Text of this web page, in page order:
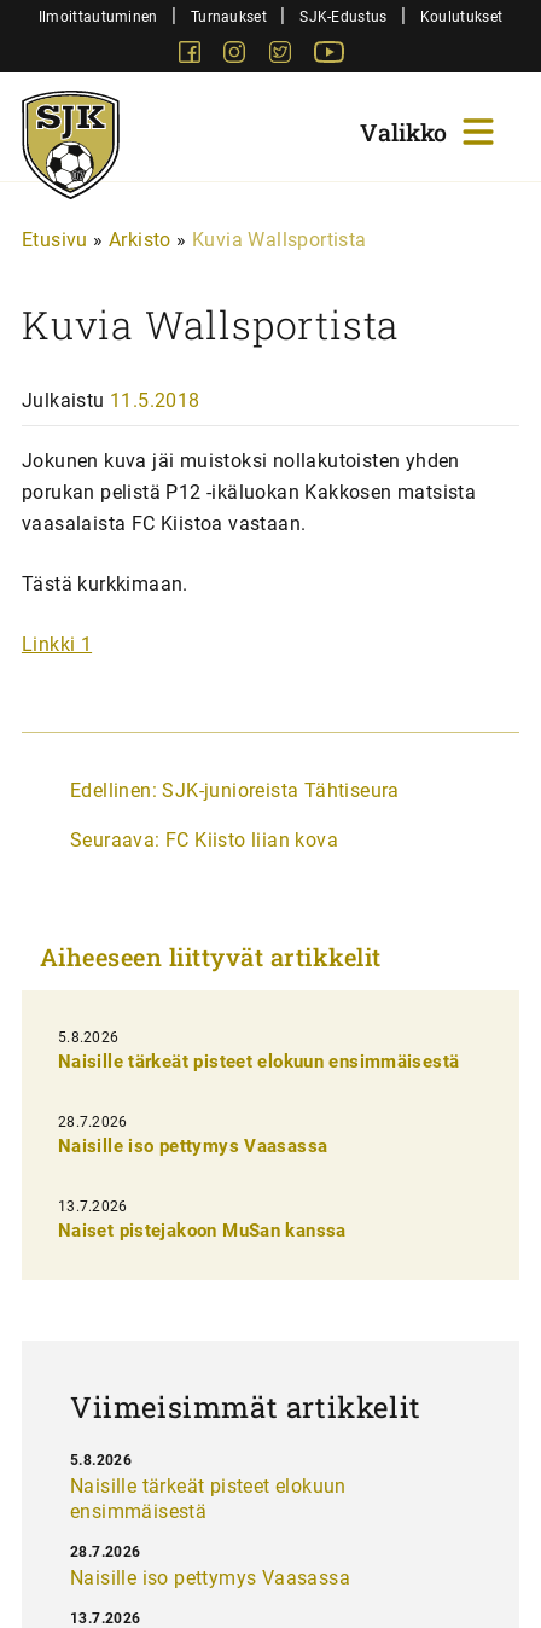
SiirryIlmoittautuminen | Turnaukset | SJK-Edustus | Koulutukset
FacebookInstagram
Twitter
Sjk-
Juniorit
Etusivu » Arkisto » Kuvia Wallsportista
Kuvia Wallsportista
Julkaistu 11.5.2018
Jokunen kuva jäi muistoksi nollakutoisten yhden
porukan pelistä P12 -ikäluokan Kakkosen matsista
vaasalaista FC Kiistoa vastaan.
Tästä kurkkimaan.
Linkki 1
A
t
k
e
l
i
e
n
e
Edellinen: SJK-junioreista Tähtiseura
Seuraava: FC Kiisto liian kova
Aiheeseen liittyvät artikkelit
5.8.2026
Naisille tärkeät pisteet elokuun ensimmäisestä
28.7.2026
Naisille iso pettymys Vaasassa
13.7.2026
Naiset pistejakoon MuSan kanssa
Viimeisimmät artikkelit
Naisille tärkeät pisteet elokuun
ensimmäisestä
5.8.2026
Naisille iso pettymys Vaasassa
28.7.2026
13.7.2026